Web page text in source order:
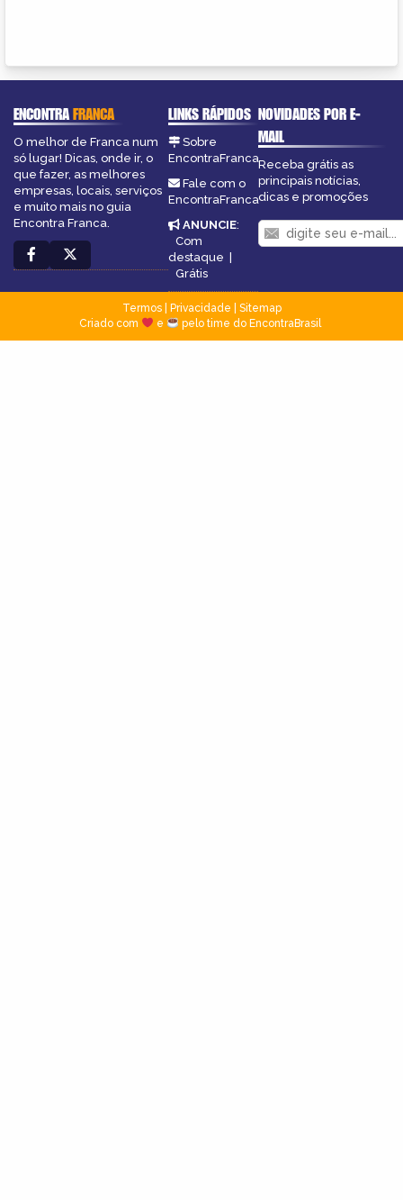
ENCONTRAFRANCA
O melhor de Franca num
só lugar! Dicas, onde ir, o
que fazer, as melhores
empresas, locais, serviços
e muito mais no guia
Encontra Franca.
LINKS RÁPIDOS
Sobre
EncontraFranca
Fale com o
EncontraFranca
ANUNCIE:
Com
destaque |
Grátis
NOVIDADES POR E-
MAIL
Receba grátis as
principais notícias,
dicas e promoções
Termos| Privacidade
Sitemap
Criado com
e pelo time do EncontraBrasil